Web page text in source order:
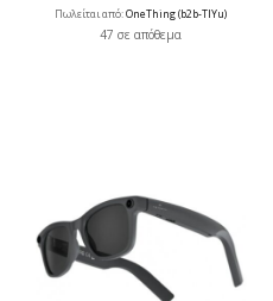
Πωλείται από:OneThing (b2b-TlYu)
47 σε απόθεμα